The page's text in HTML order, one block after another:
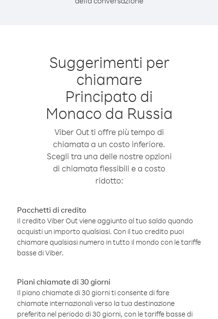
Suggerimenti per
chiamare
Principato di
Monaco da Russia
Viber Out ti offre più tempo di
chiamata a un costo inferiore.
Scegli tra una delle nostre opzioni
di chiamata flessibili e a costo
ridotto:
Pacchetti di credito
Il credito Viber Out viene aggiunto al tuo saldo quando
acquisti un importo qualsiasi. Con il tuo credito puoi
chiamare qualsiasi numero in tutto il mondo con le tariffe
basse di Viber.
Piani chiamate di 30 giorni
Il piano chiamate di 30 giorni ti consente di fare
chiamate internazionali verso la tua destinazione
preferita nel periodo di 30 giorni, con le tariffe basse di